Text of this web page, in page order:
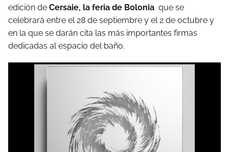
edición de Cersaie, la feria de Bolonia que se
celebrará entre el 28 de septiembre y el 2 de octubre y
en la que se darán cita las más importantes firmas
dedicadas al espacio del baño.